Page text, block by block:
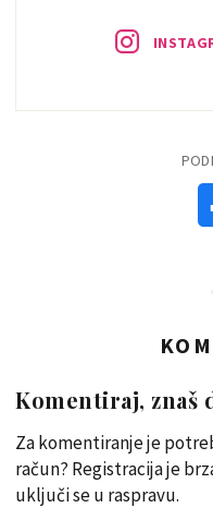
Komentiraj, znaš
Za komentiranje je
račun? Registracija je
uključi se u raspravu.